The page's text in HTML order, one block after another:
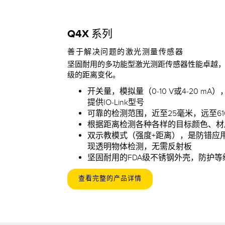
Q4X 系列
善于解决问题的激光测量传感器
坚固耐用的多功能型激光测距传感器性能卓越
级的距离变化。
开关量，模拟量（0-10 V或4-20 mA）
提供IO-Link型号
可靠的检测范围，近至25毫米，远至
根据距离检测各种各样的目标颜色、
双示教模式（强度+距离），是防错应
现透明物体检测，无需反射板
坚固耐用的FDA级不锈钢外壳，防护等
查看完整的产品详情